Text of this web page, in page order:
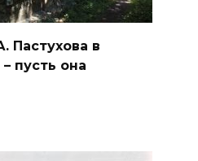
Пастухова в
пусть она